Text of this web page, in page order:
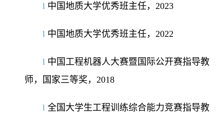
l 中国地质大学优秀班主任， 2023
l 中国地质大学优秀班主任， 2022
l 中国工程机器人大赛暨国际公开赛指导教
师，国家三等奖， 2018
l全国大学生工程训练综合能力竞赛指导教